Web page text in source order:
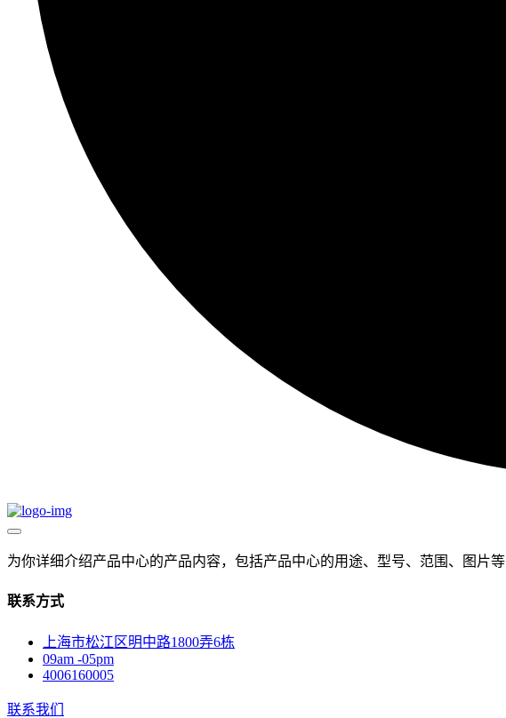
为你详细介绍产品中心的产品内容，包括产品中心的用途、型号、范围、图片
联系方式
上海市松江区明中路1800弄6栋
09am -05pm
4006160005
联系我们